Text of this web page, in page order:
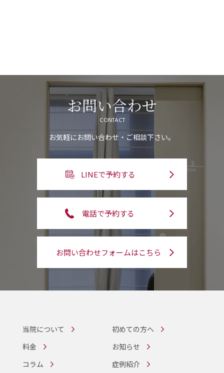
お問い合わせ
CONTACT
お気軽にお問い合わせ・ご相談下さい。
LINEで予約する
電話で予約する
お問い合わせフォームはこちら
当院について
初めての方へ
料金
お知らせ
コラム
症例紹介